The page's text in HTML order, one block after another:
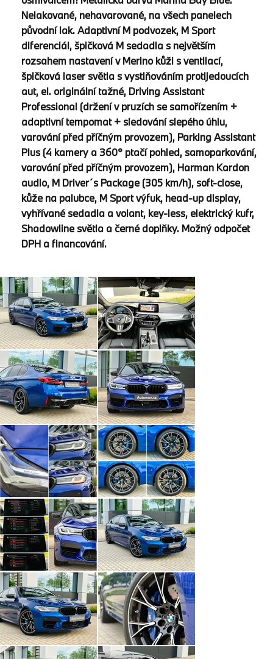
Nelakované, nehavarované, na všech panelech
původní lak. Adaptivní M podvozek, M Sport
diferenciál, špičková M sedadla s největším
rozsahem nastavení v Merino kůži s ventilací,
špičková laser světla s vystiňováním protijedoucích
aut, el. originální tažné, Driving Assistant
Professional (držení v pruzích se samořízením +
adaptivní tempomat + sledování slepého úhlu,
varování před příčným provozem), Parking Assistant
Plus (4 kamery a 360° ptačí pohled, samoparkování,
varování před příčným provozem), Harman Kardon
audio, M Driver´s Package (305 km/h), soft-close,
kůže na palubce, M Sport výfuk, head-up display,
vyhřívané sedadla a volant, key-less, elektrický kufr,
Shadowline světla a černé doplňky. Možný odpočet
DPH a financování.